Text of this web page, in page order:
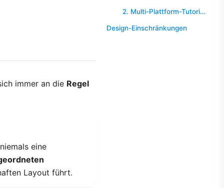
immer an die Regel
eine
Layout führt.
2. Multi-Plattform-Tutorials
Design-Einschränkungen